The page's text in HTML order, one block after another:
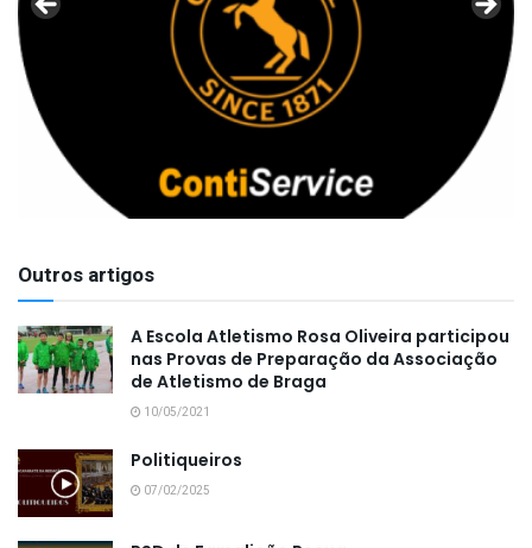
Outros artigos
A Escola Atletismo Rosa Oliveira participou
nas Provas de Preparação da Associação
de Atletismo de Braga
10/05/2021
Politiqueiros
07/02/2025